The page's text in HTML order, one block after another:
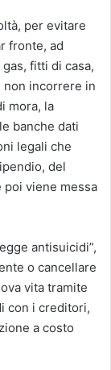
per evitare
fronte, ad
fitti di casa,
non incorrere in
mora, la
banche dati
legali che
del
poi viene messa
antisuicidi”,
o cancellare
vita tramite
con i creditori,
a costo